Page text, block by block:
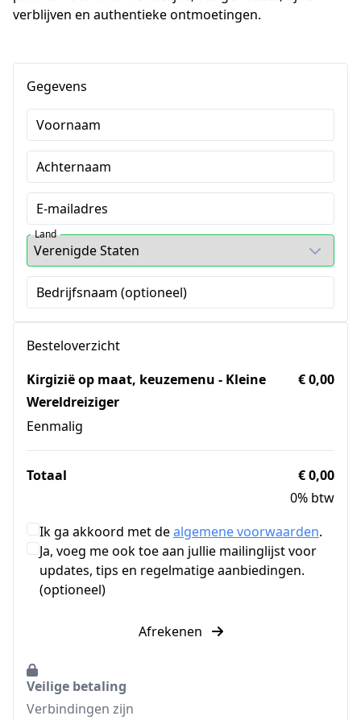
verblijven en authentieke ontmoetingen.
Gegevens
Voornaam
Achternaam
E-mailadres
Land
Bedrijfsnaam (optioneel)
Besteloverzicht
Kirgizië op maat, keuzemenu - Kleine
Wereldreiziger
Eenmalig
€ 0,00
Totaal
€ 0,00
0% btw
Ik ga akkoord met dealgemene voorwaarden.
Ja, voeg me ook toe aan jullie mailinglijst voor
updates, tips en regelmatige aanbiedingen.
(optioneel)
Afrekenen
Veilige betaling
Verbindingen zijn